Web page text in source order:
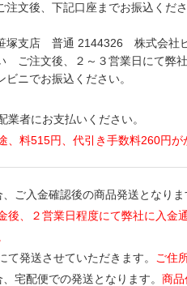
文後、下記口座までお振込くだ
塚支店 普通 2144326 株式会社
ご注文後、２～３営業日にて弊
ビニでお振込ください。
者にお支払いください。
、料515円、代引き手数料260円が
ご入金確認後の商品発送となり
後、２営業日程度にて弊社に入金
て発送させていただきます。 ご住
宅配便での発送となります。 商品